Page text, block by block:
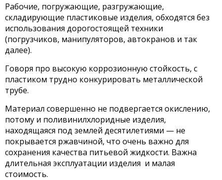
Рабочие, погружающие, разгружающие,
складирующие пластиковые изделия, обходятся без
использования дорогостоящей техники
(погрузчиков, манипуляторов, автокранов и так
далее).
Говоря про высокую коррозионную стойкость, с
пластиком трудно конкурировать металлической
трубе.
Материал совершенно не подвергается окислению,
потому и поливинилхлоридные изделия,
находящаяся под землей десятилетиями — не
покрывается ржавчиной, что очень важно для
сохранения качества питьевой жидкости. Важна
длительная эксплуатации изделия и малая
стоимость.